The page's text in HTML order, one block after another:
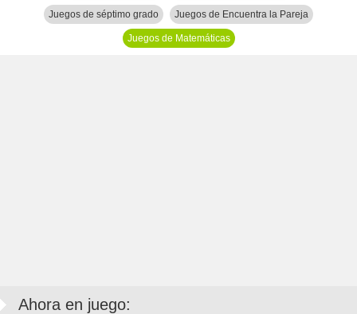
Juegos de séptimo grado Juegos de Encuentra la Pareja
Juegos de Matemáticas
Ahora en juego: